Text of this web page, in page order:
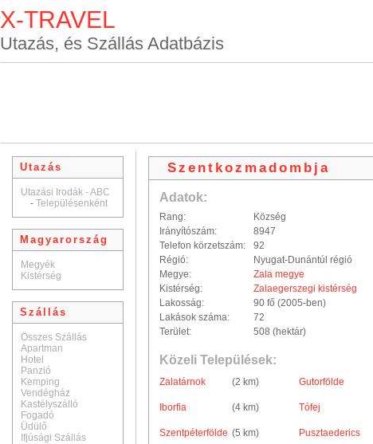
X-TRAVEL
Utazás, és Szállás Adatbázis
Utazás
Utazási Irodák - ABC
- Településenként
Magyarország
Megyék
Kistérség
Szállás
Összes Szállás
Apartman
Hotel
Panzió
Kemping
Vendégház
Kastélyszálló
Fogadó
Üdülő
Ifjúsági Szállás
Szentkozmadombja
Adatok:
Rang:
Község
Irányítószám:
8947
Telefon körzetszám:
92
Régió:
Nyugat-Dunántúl régió
Megye:
Zala megye
Kistérség:
Zalaegerszegi kistérség
Lakosság:
90 fő (2005-ben)
Lakások száma:
72
Terület:
508 (hektár)
Közeli Települések:
Zalatárnok (2 km) Gutorfölde
Iborfia
(4 km) Tófej
Szentpéterfölde (5 km) Pusztaederics